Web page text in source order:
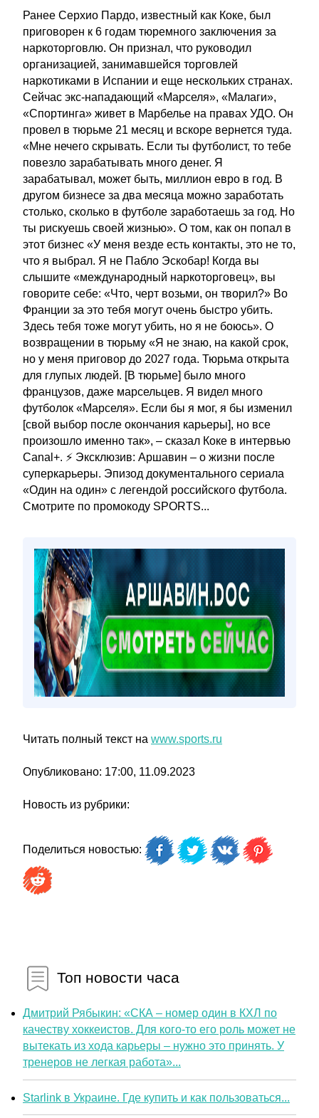
Ранее Серхио Пардо, известный как Коке, был
приговорен к 6 годам тюремного заключения за
наркоторговлю. Он признал, что руководил
организацией, занимавшейся торговлей
наркотиками в Испании и еще нескольких странах.
Сейчас экс-нападающий «Марселя», «Малаги»,
«Спортинга» живет в Марбелье на правах УДО. Он
провел в тюрьме 21 месяц и вскоре вернется туда.
«Мне нечего скрывать. Если ты футболист, то тебе
повезло зарабатывать много денег. Я
зарабатывал, может быть, миллион евро в год. В
другом бизнесе за два месяца можно заработать
столько, сколько в футболе заработаешь за год. Но
ты рискуешь своей жизнью». О том, как он попал в
этот бизнес «У меня везде есть контакты, это не то,
что я выбрал. Я не Пабло Эскобар! Когда вы
слышите «международный наркоторговец», вы
говорите себе: «Что, черт возьми, он творил?» Во
Франции за это тебя могут очень быстро убить.
Здесь тебя тоже могут убить, но я не боюсь». О
возвращении в тюрьму «Я не знаю, на какой срок,
но у меня приговор до 2027 года. Тюрьма открыта
для глупых людей. [В тюрьме] было много
французов, даже марсельцев. Я видел много
футболок «Марселя». Если бы я мог, я бы изменил
[свой выбор после окончания карьеры], но все
произошло именно так», – сказал Коке в интервью
Canal+. ⚡️ Эксклюзив: Аршавин – о жизни после
суперкарьеры. Эпизод документального сериала
«Один на один» с легендой российского футбола.
Смотрите по промокоду SPORTS...
Читать полный текст на www.sports.ru
Опубликовано: 17:00, 11.09.2023
Новость из рубрики:
Поделиться новостью:
Топ новости часа
Дмитрий Рябыкин: «СКА – номер один в КХЛ по
качеству хоккеистов. Для кого-то его роль может не
вытекать из хода карьеры – нужно это принять. У
тренеров не легкая работа»...
Starlink в Украине. Где купить и как пользоваться...